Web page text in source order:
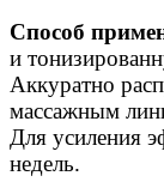
Способ
и
Аккуратно
массажным
Для усиления
недель.